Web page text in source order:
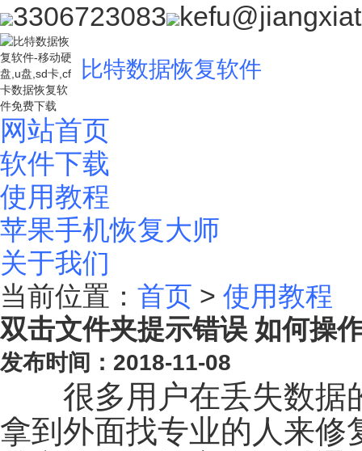
3306723083
比特数据恢复软件
网站首页
软件下载
使用教程
苹果手机恢复大师
关于我们
当前位置： 首页 > 使用教程
双击文件夹提示错误 如何操
发布时间：2018-11-08
很多用户在丢失数据
拿到外面找专业的人来修